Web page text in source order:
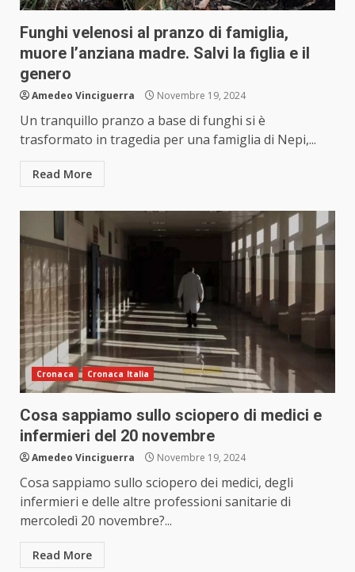
Funghi velenosi al pranzo di famiglia,
muore l’anziana madre. Salvi la figlia e il
genero
Amedeo Vinciguerra Novembre 19, 2024
Un tranquillo pranzo a base di funghi si è
trasformato in tragedia per una famiglia di Nepi,...
Read More
Cronaca Cronaca Italia
Cosa sappiamo sullo sciopero di medici e
infermieri del 20 novembre
Amedeo Vinciguerra Novembre 19, 2024
Cosa sappiamo sullo sciopero dei medici, degli
infermieri e delle altre professioni sanitarie di
mercoledì 20 novembre?...
Read More